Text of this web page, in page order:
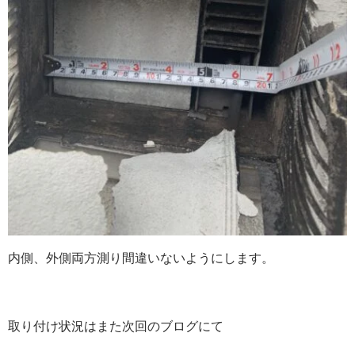
内側、外側両方測り間違いないようにします。
取り付け状況はまた次回のブログにて